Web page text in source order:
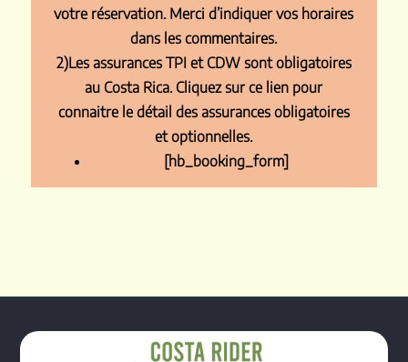
votre réservation. Merci d’indiquer vos horaires
dans les commentaires.
2)Les assurances TPI et CDW sont obligatoires
au Costa Rica. Cliquez sur ce lien pour
connaitre le détail des assurances obligatoires
et optionnelles.
[hb_booking_form]